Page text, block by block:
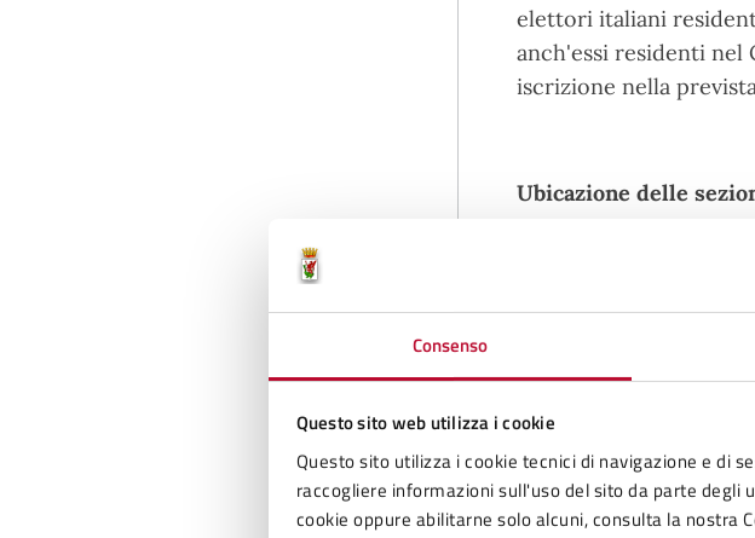
Consenso
Questo sito web utilizza i cookie
Questo sito utilizza i cookie tecnici di navigazione e di
raccogliere informazioni sull'uso del sito da parte degli
cookie oppure abilitarne solo alcuni, consulta la nostra
elettori italiani
anch'essi residenti
iscrizione nella
Ubicazione delle
Le sedi delle sezioni
Sezione
Sede
Sezione
Sede
1
Via